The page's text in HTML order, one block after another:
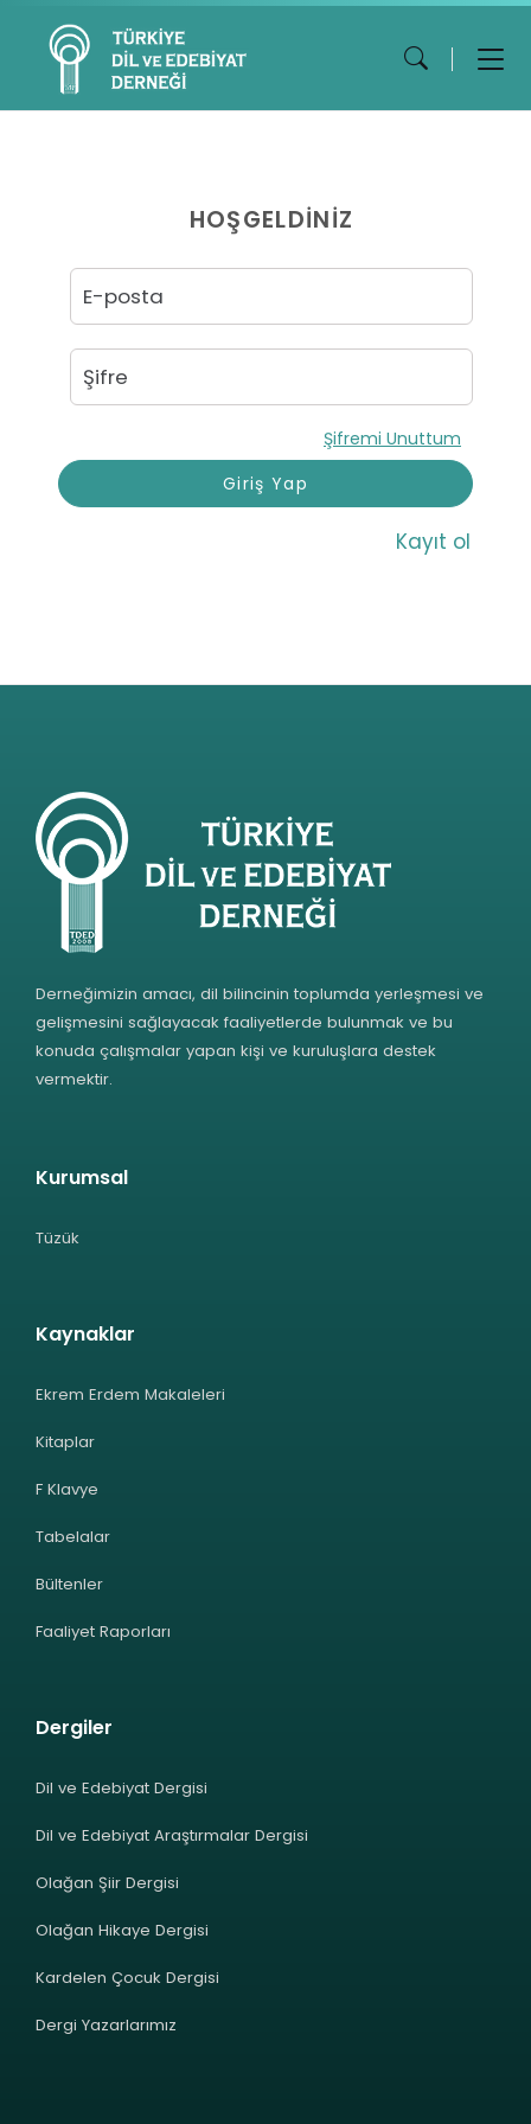
HOŞGELDİNİZ
Şifremi Unuttum
Giriş Yap
Kayıt ol
Derneğimizin amacı, dil bilincinin toplumda yerleşmesi ve
gelişmesini sağlayacak faaliyetlerde bulunmak ve bu
konuda çalışmalar yapan kişi ve kuruluşlara destek
vermektir.
Kurumsal
Tüzük
Kaynaklar
Ekrem Erdem Makaleleri
Kitaplar
F Klavye
Tabelalar
Bültenler
Faaliyet Raporları
Dergiler
Dil ve Edebiyat Dergisi
Dil ve Edebiyat Araştırmalar Dergisi
Olağan Şiir Dergisi
Olağan Hikaye Dergisi
Kardelen Çocuk Dergisi
Dergi Yazarlarımız